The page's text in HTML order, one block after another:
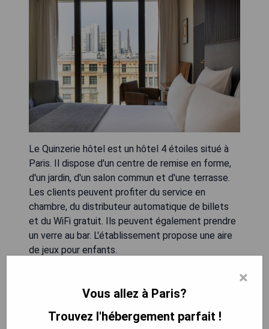
Le Quinzerie hôtel est un hôtel 4 étoiles situé à
Paris. Il dispose d'un centre de remise en forme,
d'un jardin, d'un salon commun et d'une terrasse.
Les clients peuvent profiter du service en
chambre, du distributeur automatique de billets
et du WiFi gratuit. Ils peuvent également prendre
un verre au bar. L'établissement propose une aire
de jeux pour enfants.
- Terrasse
×
Vous allez à Paris?
Trouvez l'hébergement parfait !